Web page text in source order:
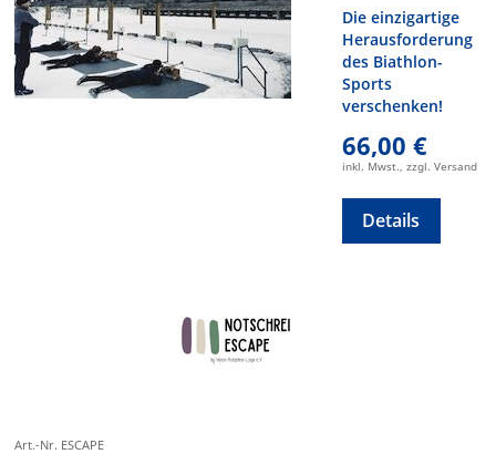
Die einzigartige
Herausforderung
des Biathlon-
Sports
verschenken!
66,00 €
inkl. Mwst., zzgl. Versand
Details
Art.-Nr. ESCAPE